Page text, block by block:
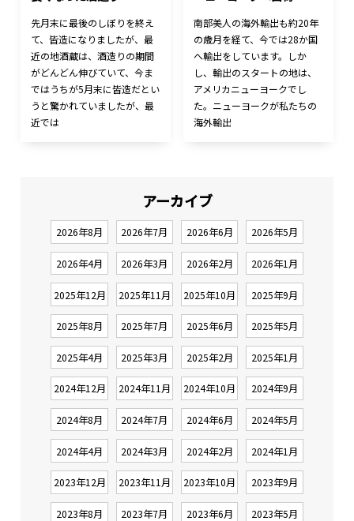
先月末に最後のしぼりを終え
て、皆造になりましたが、最
近の地酒蔵は、酒造りの期間
がどんどん伸びていて、今ま
ではうちが5月末に皆造だとい
うと驚かれていましたが、最
近では
南部美人の海外輸出も約20年
の歳月を経て、今では28か国
へ輸出をしています。しか
し、輸出のスタートの地は、
アメリカニューヨークでし
た。ニューヨークが私たちの
海外輸出
アーカイブ
2026年8月 2026年7月 2026年6月 2026年5月
2026年4月 2026年3月 2026年2月 2026年1月
2025年12月 2025年11月 2025年10月 2025年9月
2025年8月 2025年7月 2025年6月 2025年5月
2025年4月 2025年3月 2025年2月 2025年1月
2024年12月 2024年11月 2024年10月 2024年9月
2024年8月 2024年7月 2024年6月 2024年5月
2024年4月 2024年3月 2024年2月 2024年1月
2023年12月 2023年11月 2023年10月 2023年9月
2023年8月 2023年7月 2023年6月 2023年5月